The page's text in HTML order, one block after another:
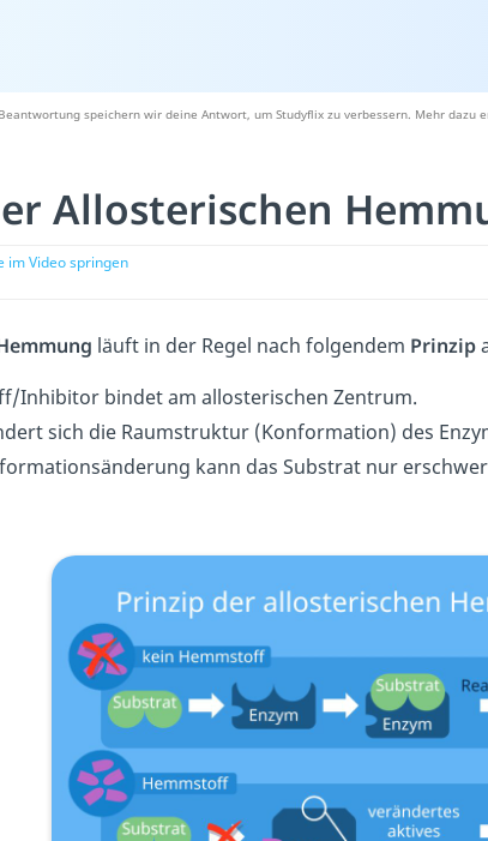
speichern wir deine Antwort, um Studyflix zu verbessern. Mehr dazu
Allosterischen
im Video springen
läuft in der Regel nach folgendem Prinzip
Inhibitor bindet am allosterischen Zentrum.
sich die Raumstruktur (Konformation) des
kann das Substrat nur